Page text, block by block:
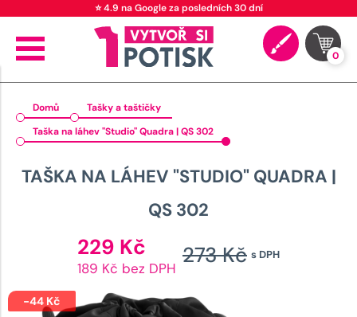
⭐ 4.9 na Google za posledních 30 dní
0
Domů
Tašky a taštičky
Taška na láhev "Studio" Quadra | QS 302
TAŠKA NA LÁHEV "STUDIO" QUADRA |
QS 302
s DPH
273Kč
229 Kč cena
229 Kč.
189 Kč bez DPH
-44 Kč